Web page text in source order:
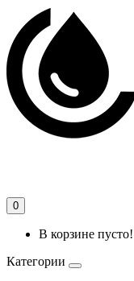
0
В корзине пусто!
Категории